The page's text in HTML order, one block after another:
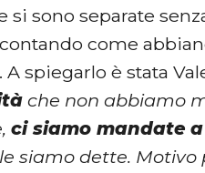
si sono separate
come
spiegarlo è stata
che non abbiamo
ci siamo mandate
siamo dette.